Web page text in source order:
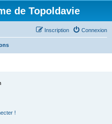
de Topoldavie
Connexion
Inscription
!